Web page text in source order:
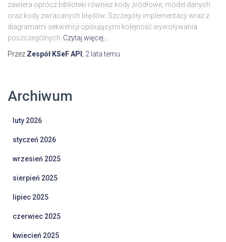
zawiera oprócz biblioteki również kody źródłowe, model danych
oraz kody zwracanych błędów. Szczegóły implementacji wraz z
diagramami sekwencji opisującymi kolejność wywoływania
poszczególnych Czytaj więcej…
Przez Zespół KSeF API 2 latatemu
Archiwum
luty 2026
styczeń 2026
wrzesień 2025
sierpień 2025
lipiec 2025
czerwiec 2025
kwiecień 2025